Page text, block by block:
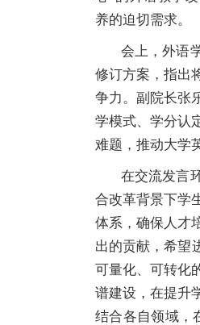
养的迫切需求。
会上，外语
修订方案，指出
争力。副院长张
学模式、学分认
难题，推动大学
在交流发言
合改革背景下学
体系，确保人才
出的贡献，希望
可量化、可转化
谱建设，在提升
结合各自领域，